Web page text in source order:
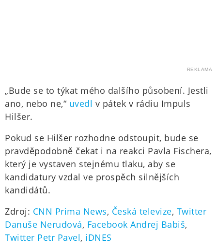
REKLAMA
„Bude se to týkat mého dalšího působení. Jestli
ano, nebo ne,“ uvedl v pátek v rádiu Impuls
Hilšer.
Pokud se Hilšer rozhodne odstoupit, bude se
pravděpodobně čekat i na reakci Pavla Fischera,
který je vystaven stejnému tlaku, aby se
kandidatury vzdal ve prospěch silnějších
kandidátů.
Zdroj: CNN Prima News, Česká televize, Twitter
Danuše Nerudová, Facebook Andrej Babiš,
Twitter Petr Pavel, iDNES